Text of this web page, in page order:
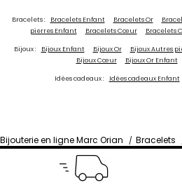
Bracelets : Bracelets Enfant Bracelets Or
pierres Enfant
Bracelets Cœur Bracelets
Bijoux : Bijoux Enfant Bijoux Or Bijoux Autres
Bijoux Cœur
Bijoux Or Enfant
Idées cadeaux : Idées cadeaux Enfant
Bijouterie en ligne Marc Orian Bracelets